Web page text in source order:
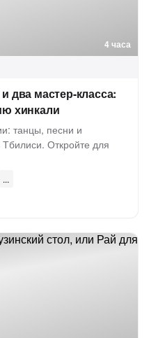
4 часа
два мастер-класса:
хинкали
танцы, песни и
Откройте для